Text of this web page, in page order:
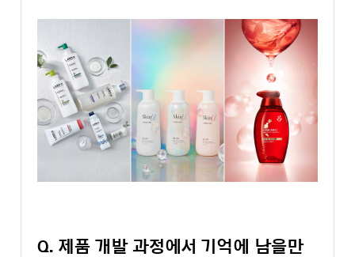
Q. 제품 개발 과정에서 기억에 남을만